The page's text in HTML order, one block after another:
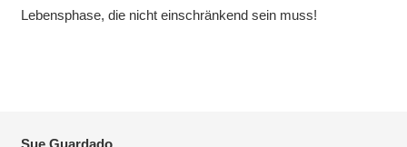
Lebensphase, die nicht einschränkend sein muss!
Sue Guardado